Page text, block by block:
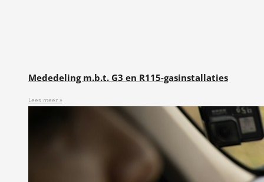
Mededeling m.b.t. G3 en R115-gasinstallaties
Lees meer »